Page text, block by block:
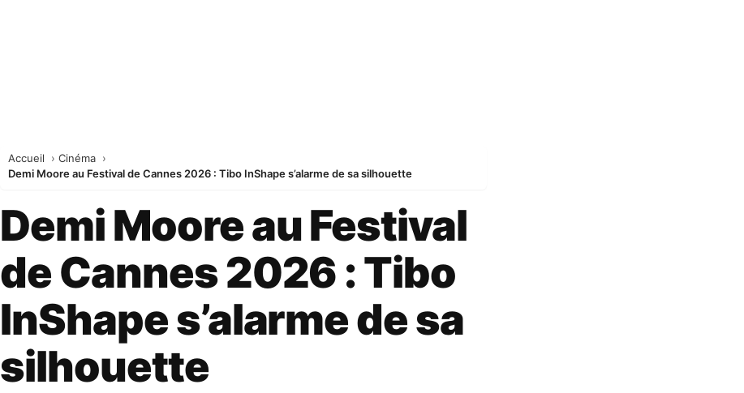
Accueil
Cinéma
Demi Moore au Festival de Cannes 2026 : Tibo InShape s’alarme de sa silhouette
Demi Moore au Festival
de Cannes 2026 : Tibo
InShape s’alarme de sa
silhouette